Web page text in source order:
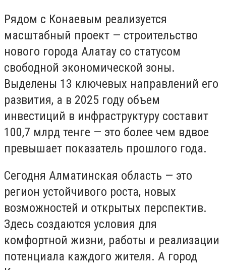
Рядом с Конаевым реализуется
масштабный проект — строительство
нового города Алатау со статусом
свободной экономической зоны.
Выделены 13 ключевых направлений его
развития, а в 2025 году объем
инвестиций в инфраструктуру составит
100,7 млрд тенге — это более чем вдвое
превышает показатель прошлого года.
Сегодня Алматинская область — это
регион устойчивого роста, новых
возможностей и открытых перспектив.
Здесь создаются условия для
комфортной жизни, работы и реализации
потенциала каждого жителя. А город